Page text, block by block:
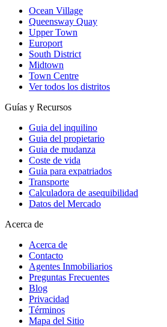
Ocean Village
Queensway Quay
Upper Town
Europort
South District
Midtown
Town Centre
Ver todos los distritos
Guías y Recursos
Guia del inquilino
Guia del propietario
Guia de mudanza
Coste de vida
Guia para expatriados
Transporte
Calculadora de asequibilidad
Datos del Mercado
Acerca de
Acerca de
Contacto
Agentes Inmobiliarios
Preguntas Frecuentes
Blog
Privacidad
Términos
Mapa del Sitio